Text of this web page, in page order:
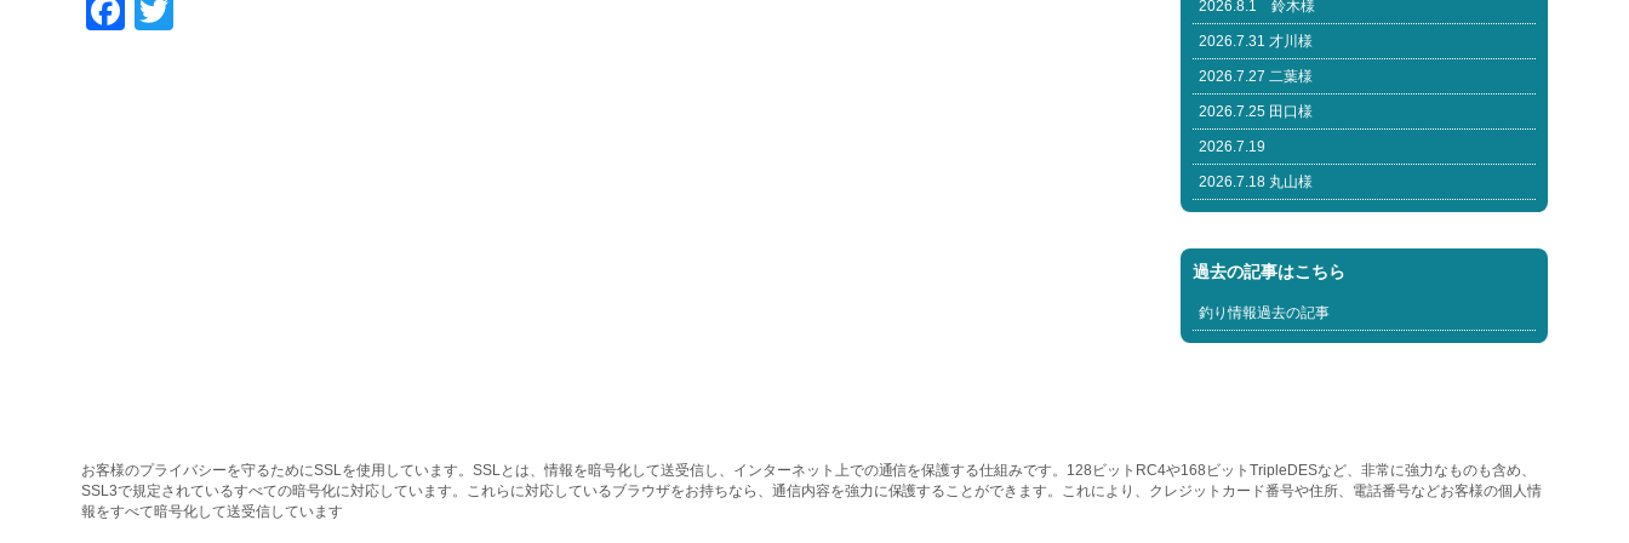
Facebook 2026.8.1 鈴木様
2026.7.31 才川様
2026.7.27 二葉様
2026.7.25 田口様
2026.7.19
2026.7.18 丸山様
過去の記事はこちら
釣り情報過去の記事
お客様のプライバシーを守るためにSSLを使用しています。SSLとは、情報を暗号化して送受信し、インターネット上での通信を保護する仕組みです。128ビットRC4や168ビットTripleDESなど、非常に強力なものも含め、
SSL3で規定されているすべての暗号化に対応しています。これらに対応しているブラウザをお持ちなら、通信内容を強力に保護することができます。これにより、クレジットカード番号や住所、電話番号などお客様の個人情
報をすべて暗号化して送受信しています